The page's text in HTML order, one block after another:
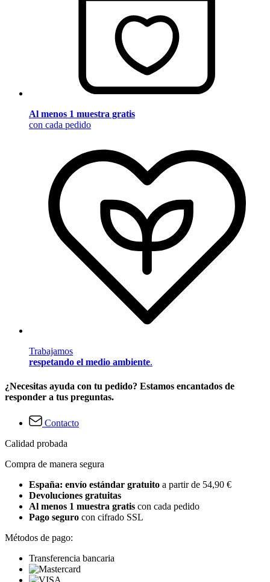
Al menos 1 muestra gratis
con cada pedido
Trabajamos
respetando el medio ambiente.
¿Necesitas ayuda con tu pedido? Estamos encantados de
responder a tus preguntas.
Contacto
Calidad probada
Compra de manera segura
España: envío estándar gratuito a partir de 54,90 €
Devoluciones gratuitas
Al menos 1 muestra gratis con cada pedido
Pago seguro con cifrado SSL
Métodos de pago:
Transferencia bancaria